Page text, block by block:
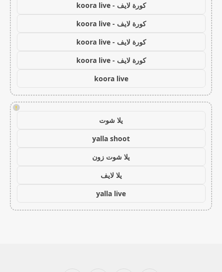
كورة لايف - koora live
كورة لايف - koora live
كورة لايف - koora live
كورة لايف - koora live
koora live
!
يلا شوت
yalla shoot
يلا شوت زون
يلا لايف
yalla live